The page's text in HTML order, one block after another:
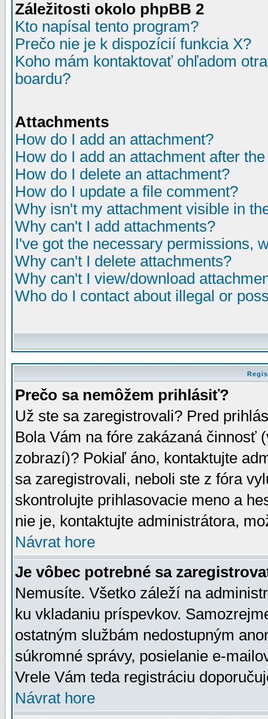
Záležitosti okolo phpBB 2
Kto napísal tento program?
Prečo nie je k dispozícií funkcia X?
Koho mám kontaktovať ohľadom
boardu?
Attachments
How do I add an attachment?
How do I add an attachment after
How do I delete an attachment?
How do I update a file comment?
Why isn't my attachment visible in
Why can't I add attachments?
I've got the necessary permissions,
Why can't I delete attachments?
Why can't I view/download
Who do I contact about illegal or
Prečo sa nemôžem prihlásiť?
Už ste sa zaregistrovali? Pred
Bola Vám na fóre zakázaná činnosť
zobrazí)? Pokiaľ áno, kontaktujte
sa zaregistrovali, neboli ste z fóra
skontrolujte prihlasovacie meno a
nie je, kontaktujte administrátora,
Návrat hore
Je vôbec potrebné sa
Nemusíte. Všetko záleží na
ku vkladaniu príspevkov.
ostatným službám nedostupným
súkromné správy, posielanie e-
Vrele Vám teda registráciu
Návrat hore